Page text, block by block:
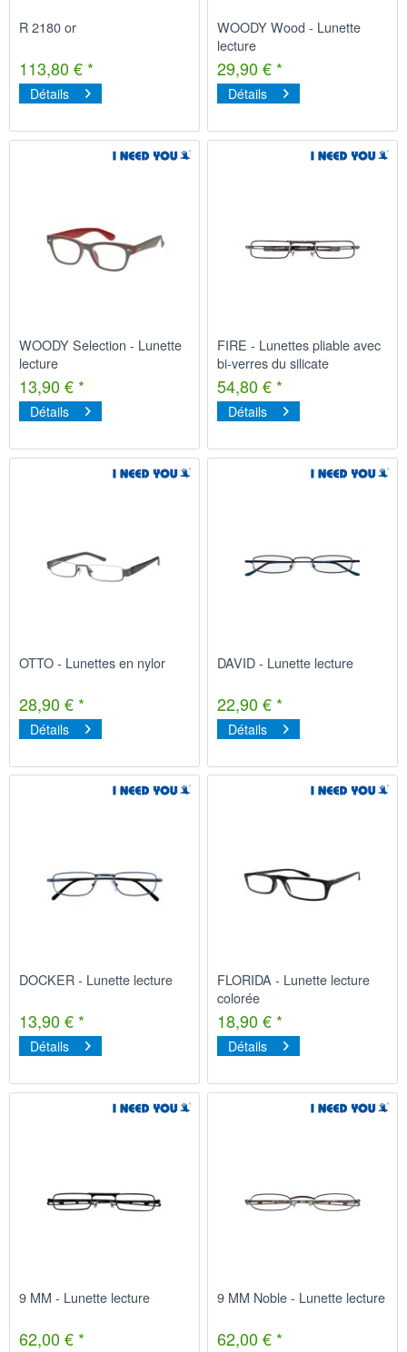
R 2180 or
113,80 € *
Détails
WOODY Wood - Lunette
lecture
29,90 € *
Détails
WOODY Selection - Lunette
lecture
13,90 € *
Détails
FIRE - Lunettes pliable avec
bi-verres du silicate
54,80 € *
Détails
OTTO - Lunettes en nylor
28,90 € *
Détails
DAVID - Lunette lecture
22,90 € *
Détails
DOCKER - Lunette lecture
13,90 € *
Détails
FLORIDA - Lunette lecture
colorée
18,90 € *
Détails
9 MM - Lunette lecture
62,00 € *
9 MM Noble - Lunette lecture
62,00 € *